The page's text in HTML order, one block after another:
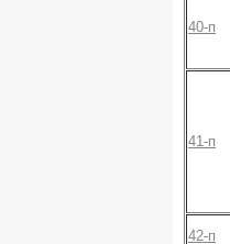
40-п
41-п
42-п